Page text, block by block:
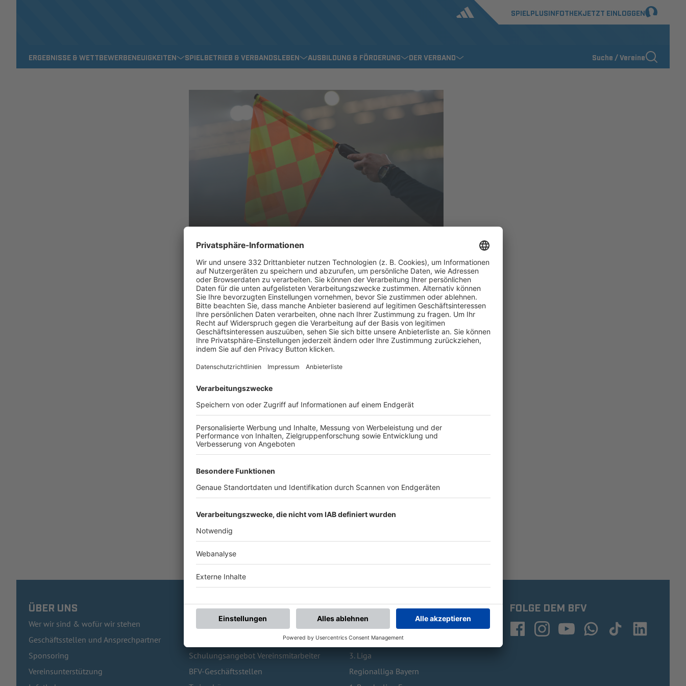
SPIELPLUSINFOTHEKJETZT EINLOGGEN
ERGEBNISSE & WETTBEWERBENEUIGKEITEN SPIELBETRIEB & VERBANDSLEBEN AUSBILDUNG & FÖRDERUNG DER VERBAND Suche / Vereine
404 – OOPS, DAS GING
WOHL INS AUS.
Die angeforderte Seite existiert leider nicht.
ÜBER UNS
Wer wir sind & wofür wir stehen
Geschäftsstellen und Ansprechpartner
Sponsoring
Vereinsunterstützung
HÄUFIG BESUCHTE SEITEN
Pässe und Vereinswechsel
Schulungsangebot Vereinsmitarbeiter
BFV-Geschäftsstellen
TOPLIGEN
1. Bundesliga
2. Bundesliga
3. Liga
Regionalliga Bayern
FOLGE DEM BFV